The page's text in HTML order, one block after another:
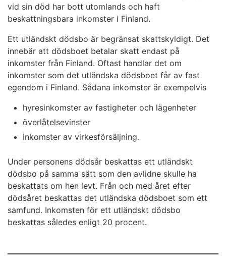
vid sin död har bott utomlands och haft
beskattningsbara inkomster i Finland.
Ett utländskt dödsbo är begränsat skattskyldigt. Det
innebär att dödsboet betalar skatt endast på
inkomster från Finland. Oftast handlar det om
inkomster som det utländska dödsboet får av fast
egendom i Finland. Sådana inkomster är exempelvis
hyresinkomster av fastigheter och lägenheter
överlåtelsevinster
inkomster av virkesförsäljning.
Under personens dödsår beskattas ett utländskt
dödsbo på samma sätt som den avlidne skulle ha
beskattats om hen levt. Från och med året efter
dödsåret beskattas det utländska dödsboet som ett
samfund. Inkomsten för ett utländskt dödsbo
beskattas således enligt 20 procent.